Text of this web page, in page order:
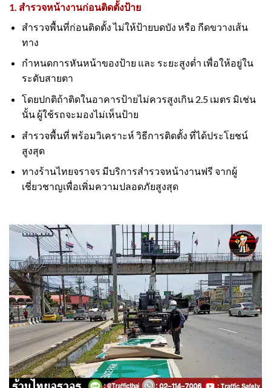
1. สำรวจหน้างานก่อนติดตั้งป้าย
สำรวจพื้นที่ก่อนติดตั้ง ไม่ให้ป้ายบดบัง หรือ กีดขวางเส้น
ทาง
กำหนดการหันหน้าของป้าย และ ระยะสูงต่ำ เพื่อให้อยู่ใน
ระดับสายตา
โดยปกติถ้าติดในอาคารป้ายไม่ควรสูงเกิน 2.5 เมตร มิเช่น
นั้น ผู้ใช้รถจะมองไม่เห็นป้าย
สำรวจพื้นที่ พร้อมวิเคราะห์ วิธีการติดตั้ง ที่ได้ประโยชน์
สูงสุด
ทางร้านไทยจราจร มีบริการสำรวจหน้างานฟรี จากผู้
เชี่ยวชาญเพื่อเพิ่มความปลอดภัยสูงสุด